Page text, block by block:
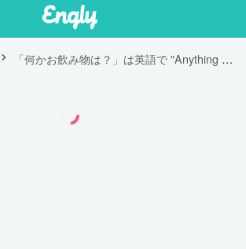
「何かお飲み物は？」は英語で "Anything to drink?"